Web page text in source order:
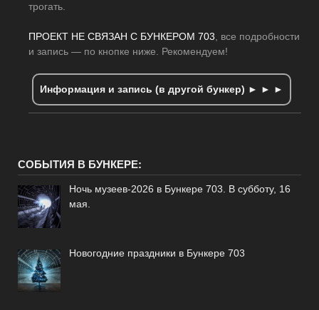
трогать.
ПРОЕКТ НЕ СВЯЗАН С БУНКЕРОМ 703, все подробности
и запись — по кнопке ниже. Рекомендуем!
Информация и запись (в другой бункер) ► ► ►
СОБЫТИЯ В БУНКЕРЕ:
Ночь музеев-2026 в Бункере 703. В субботу, 16
мая.
Новогодние праздники в Бункере 703